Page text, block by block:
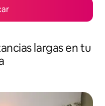
largas en tu